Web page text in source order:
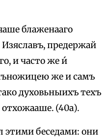
блаженааго
предержай
и часто же и́
же и самъ
духовьныихъ техъ
(40а).
этими беседами: они